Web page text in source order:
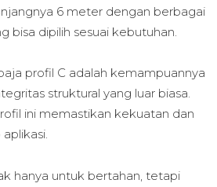
6 meter dengan berbagai
bisa dipilih sesuai kebutuhan.
profil C adalah kemampuannya
struktural yang luar biasa.
ini memastikan kekuatan dan
hanya untuk bertahan, tetapi